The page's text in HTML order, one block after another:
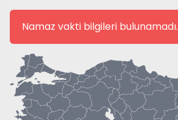
Namaz vakti bilgileri bulunamadı.